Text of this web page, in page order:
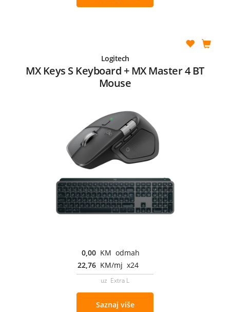
Logitech
MX Keys S Keyboard + MX Master 4 BT
Mouse
0,00 KM odmah
22,76 KM/mj x24
uz Extra L
Saznaj više